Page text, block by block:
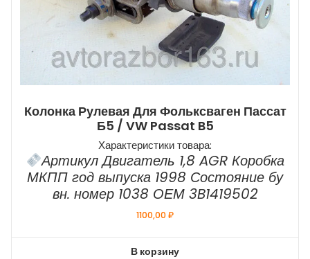
Колонка Рулевая Для Фольксваген Пассат
Б5 / VW Passat B5
Характеристики товара:
Артикул Двигатель 1,8 AGR Коробка
МКПП год выпуска 1998 Состояние бу
вн. номер 1038 ОЕМ 3B1419502
1100,00₽
В корзину